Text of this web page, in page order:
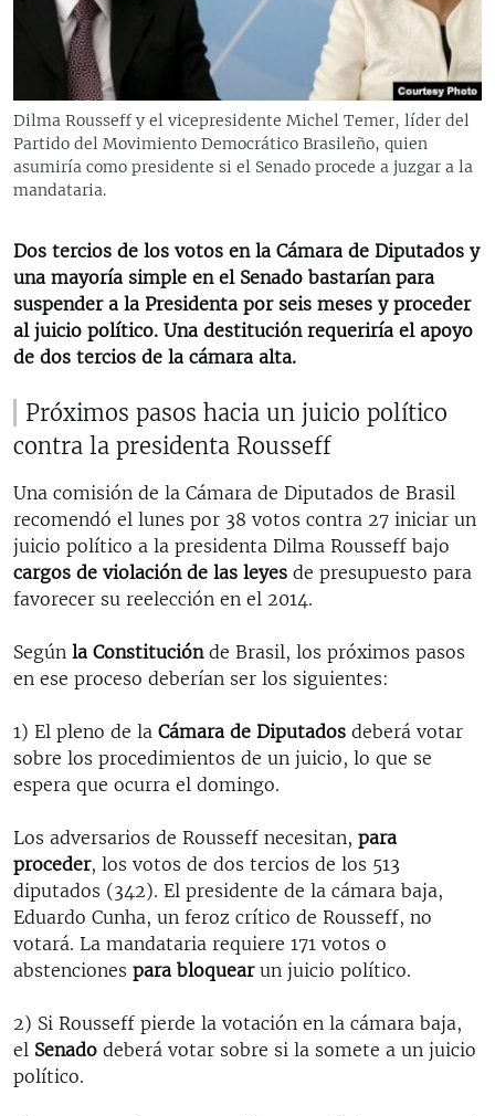
RADIO MARTÍ
ESPECIALES
ESPECIALES
LA REALIDAD DE LA VIVIENDA EN CUBA
SER VIEJO EN CUBA
LOS SANTOS DE HIALEAH
DESINFORMACIÓN RUSA EN AMÉRICA LATINA
LA INVASIÓN DE RUSIA A UCRANIA
MULTIMEDIA
EDITORIALES
SÍGUENOS
Dilma Rousseff y el vicepresidente Michel Temer, líder del
Partido del Movimiento Democrático Brasileño, quien
asumiría como presidente si el Senado procede a juzgar a la
mandataria.
Dos tercios de los votos en la Cámara de Diputados y
una mayoría simple en el Senado bastarían para
suspender a la Presidenta por seis meses y proceder
al juicio político. Una destitución requeriría el apoyo
de dos tercios de la cámara alta.
Próximos pasos hacia un juicio político
contra la presidenta Rousseff
Una comisión de la Cámara de Diputados de Brasil
recomendó el lunes por 38 votos contra 27 iniciar un
juicio político a la presidenta Dilma Rousseff bajo
cargos de violación de las leyes de presupuesto para
favorecer su reelección en el 2014.
Según la Constituciónde Brasil, los próximos pasos
en ese proceso deberían ser los siguientes:
1) El pleno de la Cámara de Diputados deberá votar
sobre los procedimientos de un juicio, lo que se
espera que ocurra el domingo.
Los adversarios de Rousseff necesitan, para
proceder, los votos de dos tercios de los 513
diputados (342). El presidente de la cámara baja,
Eduardo Cunha, un feroz crítico de Rousseff, no
votará. La mandataria requiere 171 votos o
abstenciones para bloquearun juicio político.
2) Si Rousseff pierde la votación en la cámara baja,
el Senado deberá votar sobre si la somete a un juicio
político.